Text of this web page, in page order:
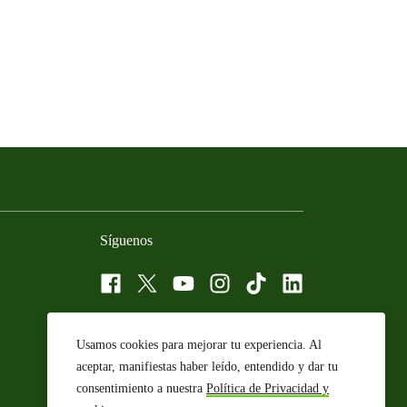
Usamos cookies para mejorar tu experiencia. Al
aceptar, manifiestas haber leído, entendido y dar tu
consentimiento a nuestra Política de Privacidad y
Síguenos
Facebook
TwitterYouTubeInstagram
TiktokLinkedIn